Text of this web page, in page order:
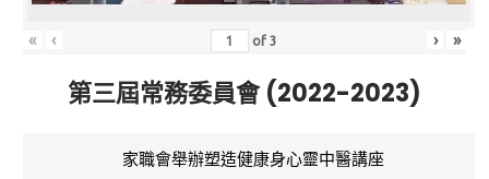
« ‹ of3 › »
第三屆常務委員會 (2022-2023)
家職會舉辦塑造健康身心靈中醫講座